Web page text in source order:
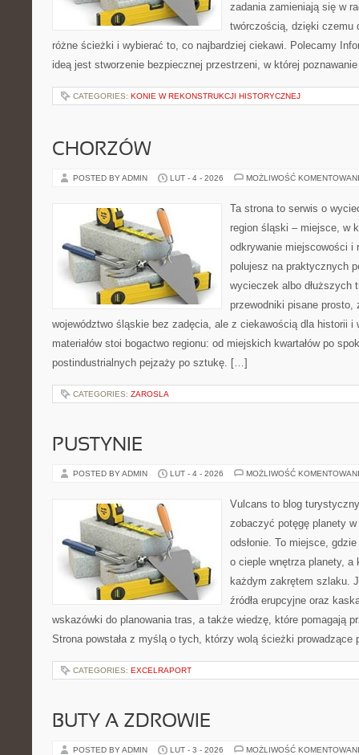
zadania zamieniają się w
twórczością, dzięki czemu
różne ścieżki i wybierać to, co najbardziej ciekawi. Polecamy
ideą jest stworzenie bezpiecznej przestrzeni, w której
CATEGORIES: KONIE W REKONSTRUKCJI HISTORYCZNEJ
CHORZÓW
POSTED BY ADMIN LUT - 4 - 2026 MOŻLIWOŚĆ
Ta strona to serwis o
region śląski – miejsce, w
odkrywanie miejscowości i
polujesz na praktycznych
wycieczek albo dłuższych
przewodniki pisane prosto,
województwo śląskie bez zadęcia, ale z ciekawością dla historii i
materiałów stoi bogactwo regionu: od miejskich kwartałów po
postindustrialnych pejzaży po sztukę. […]
CATEGORIES: ZAROSLA
PUSTYNIE
POSTED BY ADMIN LUT - 4 - 2026 MOŻLIWOŚĆ
Vulcans to blog
zobaczyć potęgę planety
odsłonie. To miejsce,
o cieple wnętrza planety, a
każdym zakrętem szlaku.
źródła erupcyjne oraz
wskazówki do planowania tras, a także wiedzę, które pomagają
Strona powstała z myślą o tych, którzy wolą ścieżki
CATEGORIES: EXCELRAPORT
BUTY A ZDROWIE
POSTED BY ADMIN LUT - 3 - 2026 MOŻLIWOŚĆ